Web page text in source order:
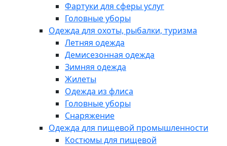
Фартуки для сферы услуг
Головные уборы
Одежда для охоты, рыбалки, туризма
Летняя одежда
Демисезонная одежда
Зимняя одежда
Жилеты
Одежда из флиса
Головные уборы
Снаряжение
Одежда для пищевой промышленности
Костюмы для пищевой